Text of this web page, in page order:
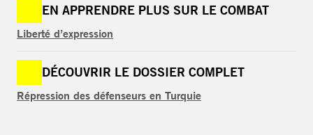
EN APPRENDRE PLUS SUR LE COMBAT
Liberté d’expression
DÉCOUVRIR LE DOSSIER COMPLET
Répression des défenseurs en Turquie